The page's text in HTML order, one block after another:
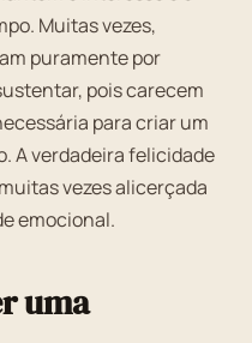
Muitas vezes,
puramente por
pois carecem
para criar um
A verdadeira felicidade
vezes alicerçada
emocional.
uma